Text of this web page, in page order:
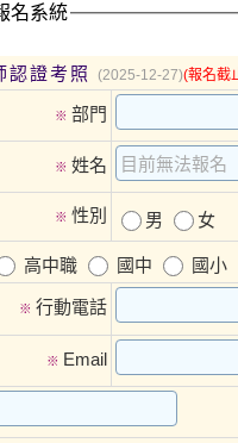
名系統
認證考照 (2025-12-27)(報名截
※ 部門
※ 姓名
※ 性別 男 女
高中職 國中 國小
※ 行動電話
※ Email